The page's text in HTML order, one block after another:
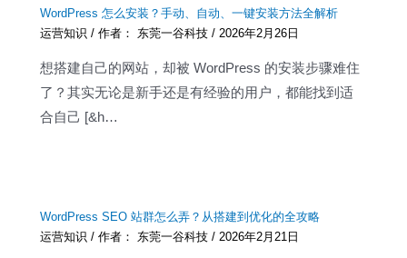
WordPress 怎么安装？手动、自动、一键安装方法全解析
运营知识 / 作者： 东莞一谷科技/2026年2月26日
想搭建自己的网站，却被 WordPress 的安装步骤难住
了？其实无论是新手还是有经验的用户，都能找到适
合自己 [&h…
WordPress SEO 站群怎么弄？从搭建到优化的全攻略
运营知识 / 作者： 东莞一谷科技/2026年2月21日